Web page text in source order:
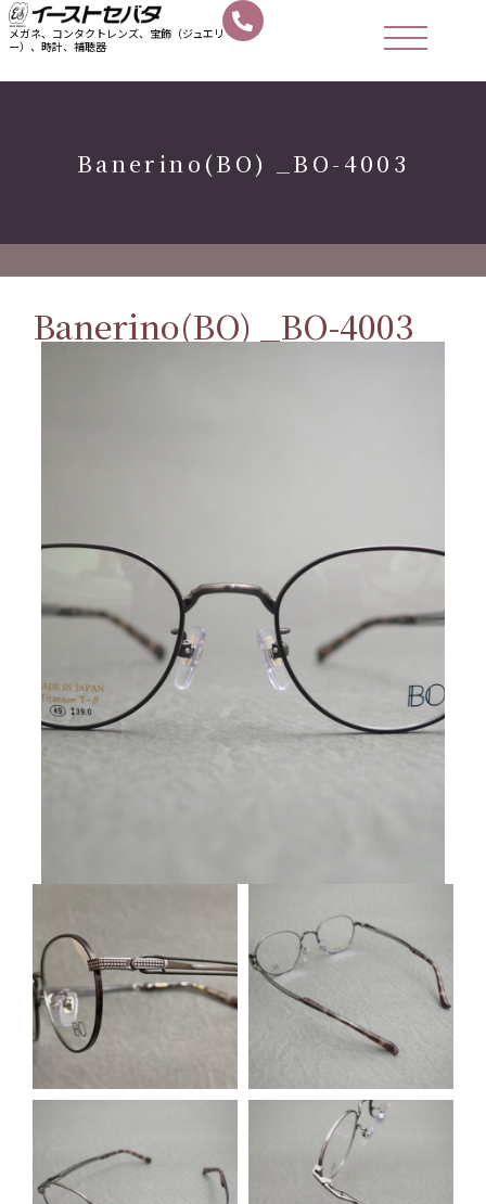
メガネ、コンタクトレンズ、宝飾（ジュエリ
ー）、時計、補聴器
Banerino(BO) _BO-4003
Banerino(BO) _BO-4003